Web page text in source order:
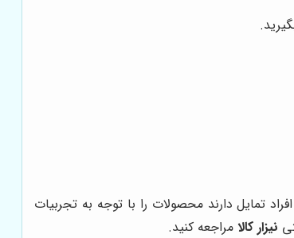
تمایل دارند محصولات را با توجه به تجربیات
نیزار کالامراجعه کنید.